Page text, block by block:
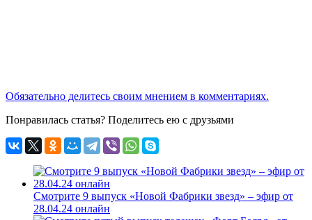
Обязательно делитесь своим мнением в комментариях.
Понравилась статья? Поделитесь ею с друзьями
Смотрите 9 выпуск «Новой Фабрики звезд» – эфир от
28.04.24 онлайн